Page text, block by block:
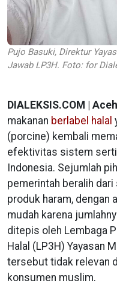
Pujo Basuki, Direktur
Jawab LP3H. Foto: for
DIALEKSIS.COM |
makanan berlabel halal
(porcine) kembali
efektivitas sistem
Indonesia. Sejumlah
pemerintah beralih
produk haram, dengan
mudah karena
ditepis oleh Lembaga
Halal (LP3H) Yayasan
tersebut tidak relevan
konsumen muslim.